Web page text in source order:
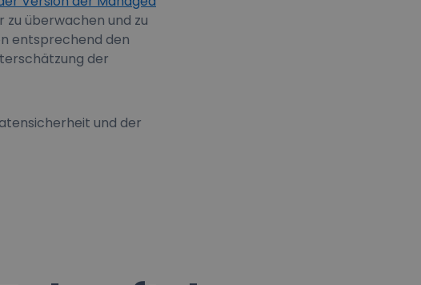
überwachen und zu
entsprechend den
der
und der